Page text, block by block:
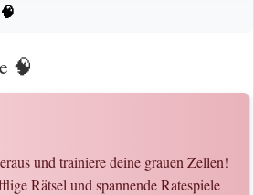
🧠
und trainiere deine grauen Zellen!
Rätsel und spannende Ratespiele